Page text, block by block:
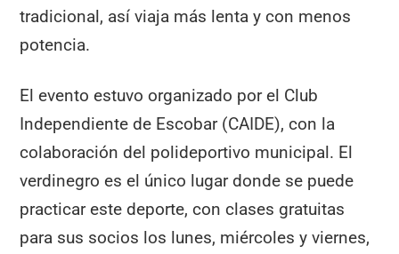
tradicional, así viaja más lenta y con menos
potencia.
El evento estuvo organizado por el Club
Independiente de Escobar (CAIDE), con la
colaboración del polideportivo municipal. El
verdinegro es el único lugar donde se puede
practicar este deporte, con clases gratuitas
para sus socios los lunes, miércoles y viernes,